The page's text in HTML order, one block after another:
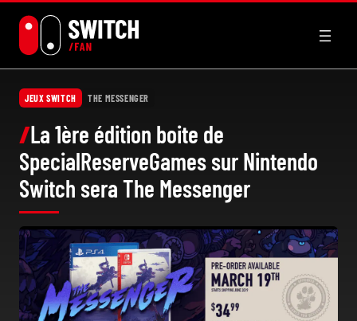
contenu
JEUX SWITCH THE MESSENGER
La 1ère édition boite de
SpecialReserveGames sur Nintendo
Switch sera The Messenger